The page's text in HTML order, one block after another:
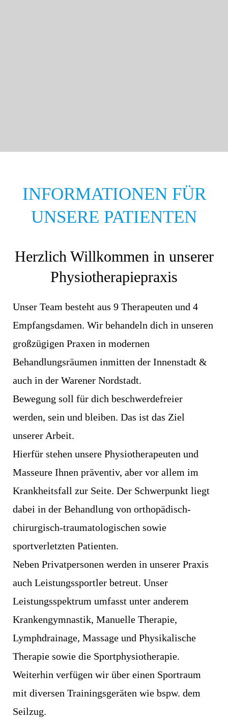
INFORMATIONEN FÜR
UNSERE PATIENTEN
Herzlich Willkommen in unserer
Physiotherapiepraxis
Unser Team besteht aus 9 Therapeuten und 4
Empfangsdamen. Wir behandeln dich in unseren
großzügigen Praxen in modernen
Behandlungsräumen inmitten der Innenstadt &
auch in der Warener Nordstadt.
Bewegung soll für dich beschwerdefreier
werden, sein und bleiben. Das ist das Ziel
unserer Arbeit.
Hierfür stehen unsere Physiotherapeuten und
Masseure Ihnen präventiv, aber vor allem im
Krankheitsfall zur Seite. Der Schwerpunkt liegt
dabei in der Behandlung von orthopädisch-
chirurgisch-traumatologischen sowie
sportverletzten Patienten.
Neben Privatpersonen werden in unserer Praxis
auch Leistungssportler betreut. Unser
Leistungsspektrum umfasst unter anderem
Krankengymnastik, Manuelle Therapie,
Lymphdrainage, Massage und Physikalische
Therapie sowie die Sportphysiotherapie.
Weiterhin verfügen wir über einen Sportraum
mit diversen Trainingsgeräten wie bspw. dem
Seilzug.